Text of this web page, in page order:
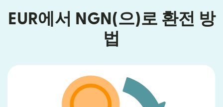
EUR에서 NGN(으)로 환전 방
법